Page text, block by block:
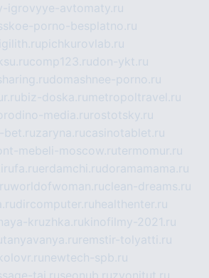
igrovyye-avtomaty.ru
porno-besplatno.ru
pichkurovlab.ru
comp123.rudon-ykt.ru
domashnee-porno.ru
biz-doska.ru metropoltravel.ru
media.ru rostotsky.ru
bet.ruzaryna.rucasinotablet.ru
mebeli-moscow.rutermomur.ru
erdamchi.rudoramamama.ru
worldofwoman.ruclean-dreams.ru
dircomputer.ru healthenter.ru
kruzhka.rukinofilmy-2021.ru
tanyavanya.ru remstir-tolyatti.ru
newtech-spb.ru
tai.ruseonub.ru zvonitut.ru